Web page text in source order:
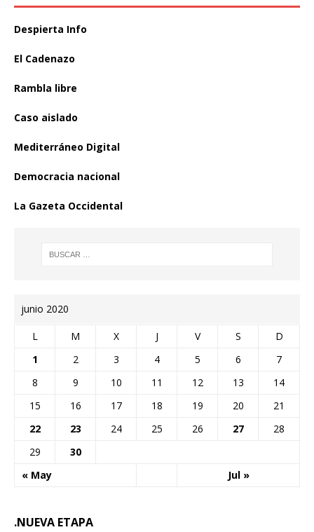
Despierta Info
El Cadenazo
Rambla libre
Caso aislado
Mediterráneo Digital
Democracia nacional
La Gazeta Occidental
junio 2020
L M X J V S D
« May Jul »
1 2 3 4 5 6
7
8
9 10 11 12 13
14
15
16 17 18 19 20
21
22
23 24 25 26 27
28
29
30
.NUEVA ETAPA